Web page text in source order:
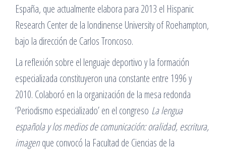
España, que actualmente elabora para 2013 el Hispanic
Research Center de la londinense University of Roehampton,
bajo la dirección de Carlos Troncoso.
La reflexión sobre el lenguaje deportivo y la formación
especializada constituyeron una constante entre 1996 y
2010. Colaboró en la organización de la mesa redonda
‘Periodismo especializado’ en el congreso La lengua
española y los medios de comunicación: oralidad, escritura,
imagenque convocó la Facultad de Ciencias de la